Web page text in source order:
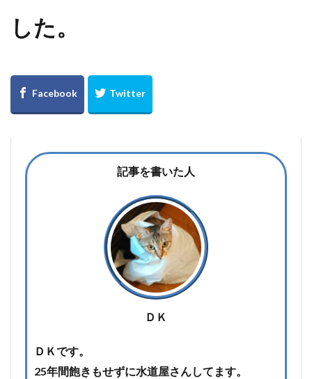
した。
記事を書いた人
ＤＫ
ＤＫです。
25年間飽きもせずに水道屋さんしてます。